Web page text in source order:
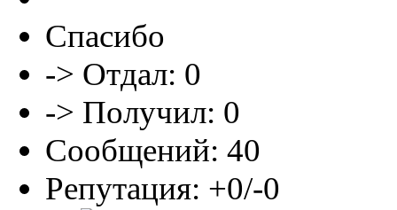
Спасибо
-> Отдал: 0
-> Получил: 0
Сообщений: 40
Репутация: +0/-0